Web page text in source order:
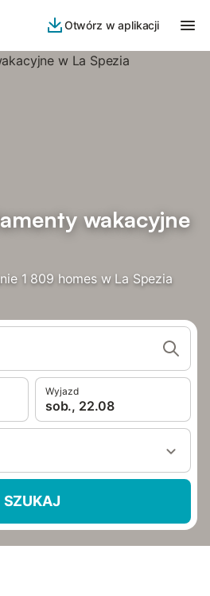
Otwórz w aplikacji
wakacyjne
1 809 homes w La Spezia
Wyjazd
sob., 22.08
SZUKAJ